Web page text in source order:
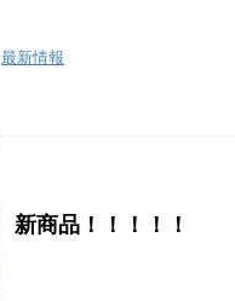
最新情報
新商品！！！！！